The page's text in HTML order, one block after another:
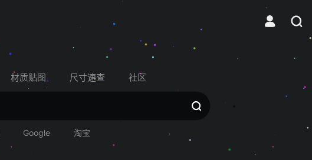
材质贴图 尺寸速查 社区
Google 淘宝